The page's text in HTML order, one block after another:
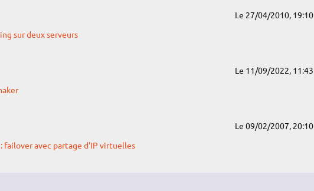
sur deux serveurs
Le 27/04/2010, 19:10
Le 11/09/2022, 11:43
failover avec partage d'IP virtuelles
Le 09/02/2007, 20:10